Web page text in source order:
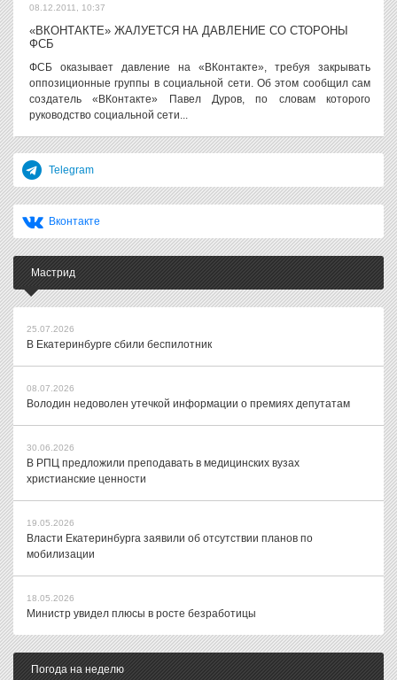
08.12.2011, 10:37
«ВКОНТАКТЕ» ЖАЛУЕТСЯ НА ДАВЛЕНИЕ СО СТОРОНЫ
ФСБ
ФСБ оказывает давление на «ВКонтакте», требуя закрывать
оппозиционные группы в социальной сети. Об этом сообщил сам
создатель «ВКонтакте» Павел Дуров, по словам которого
руководство социальной сети...
Telegram
Вконтакте
Мастрид
25.07.2026
В Екатеринбурге сбили беспилотник
08.07.2026
Володин недоволен утечкой информации о премиях депутатам
30.06.2026
В РПЦ предложили преподавать в медицинских вузах
христианские ценности
19.05.2026
Власти Екатеринбурга заявили об отсутствии планов по
мобилизации
18.05.2026
Министр увидел плюсы в росте безработицы
Погода на неделю